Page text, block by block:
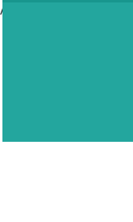
//accordeon